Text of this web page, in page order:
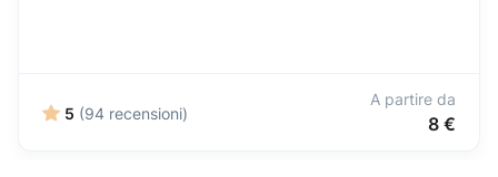
5 (94 recensioni)
A partire da
8 €